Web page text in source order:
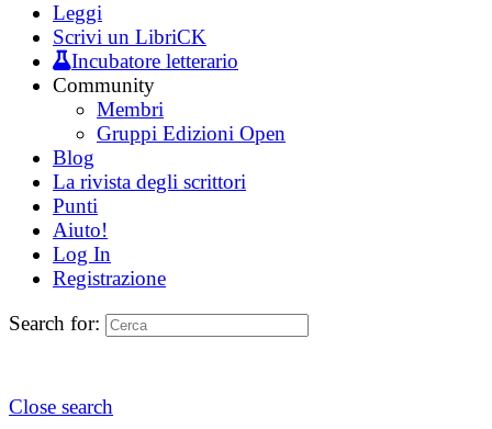
Leggi
Scrivi un LibriCK
Incubatore letterario
Community
Membri
Gruppi Edizioni Open
Blog
La rivista degli scrittori
Punti
Aiuto!
Log In
Registrazione
Search for:
Close search